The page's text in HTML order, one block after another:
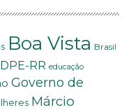
Boa Vista Brasil
DPE-RR educação
Governo de
Márcio